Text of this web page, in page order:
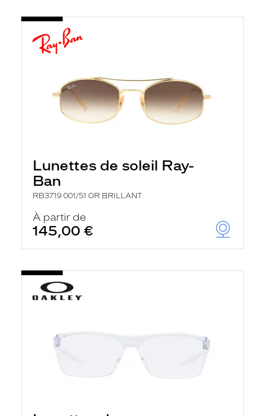
Lunettes de soleil Ray-
Ban
RB3719 001/51 OR BRILLANT
À partir de
145,00 €